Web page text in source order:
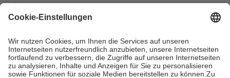
mit.
Grundsätzlich leisten Mitglieder Zuzahlungen in Höhe von zehn
höchstens zehn Euro.
Es sind jedoch nie mehr als die tatsächlichen
Kosten der Leistung zu entrichten.
Diese Regeln gelten grundsätzlich auch für Online-Apotheken.
Bei Heilmitteln und häuslicher Krankenpflege beträgt die